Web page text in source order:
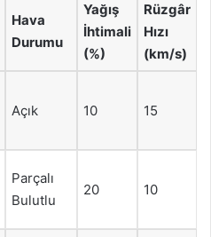
Hava
Durumu
Yağış
İhtimali
(%)
Rüzgâr
Hızı
(km/s)
Açık 10 15
Parçalı
Bulutlu
20 10